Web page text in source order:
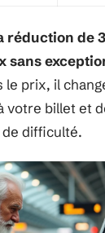
réduction de
sans
le prix, il
votre billet et
de difficulté.